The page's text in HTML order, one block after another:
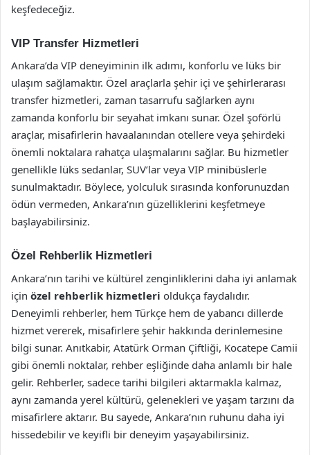
keşfedeceğiz.
VIP Transfer Hizmetleri
Ankara’da VIP deneyiminin ilk adımı, konforlu ve lüks bir
ulaşım sağlamaktır. Özel araçlarla şehir içi ve şehirlerarası
transfer hizmetleri, zaman tasarrufu sağlarken aynı
zamanda konforlu bir seyahat imkanı sunar. Özel şoförlü
araçlar, misafirlerin havaalanından otellere veya şehirdeki
önemli noktalara rahatça ulaşmalarını sağlar. Bu hizmetler
genellikle lüks sedanlar, SUV’lar veya VIP minibüslerle
sunulmaktadır. Böylece, yolculuk sırasında konforunuzdan
ödün vermeden, Ankara’nın güzelliklerini keşfetmeye
başlayabilirsiniz.
Özel Rehberlik Hizmetleri
Ankara’nın tarihi ve kültürel zenginliklerini daha iyi anlamak
için özel rehberlik hizmetleri oldukça faydalıdır.
Deneyimli rehberler, hem Türkçe hem de yabancı dillerde
hizmet vererek, misafirlere şehir hakkında derinlemesine
bilgi sunar. Anıtkabir, Atatürk Orman Çiftliği, Kocatepe Camii
gibi önemli noktalar, rehber eşliğinde daha anlamlı bir hale
gelir. Rehberler, sadece tarihi bilgileri aktarmakla kalmaz,
aynı zamanda yerel kültürü, gelenekleri ve yaşam tarzını da
misafirlere aktarır. Bu sayede, Ankara’nın ruhunu daha iyi
hissedebilir ve keyifli bir deneyim yaşayabilirsiniz.